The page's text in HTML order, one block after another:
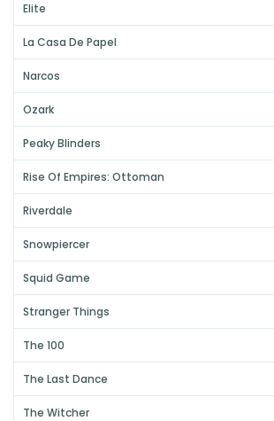
Elite
La Casa De Papel
Narcos
Ozark
Peaky Blinders
Rise Of Empires: Ottoman
Riverdale
Snowpiercer
Squid Game
Stranger Things
The 100
The Last Dance
The Witcher